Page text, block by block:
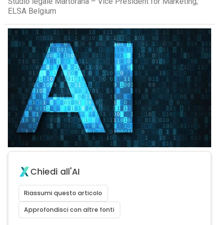
ELSA Belgium
Chiedi all'AI
Riassumi questo articolo
Approfondisci con altre fonti